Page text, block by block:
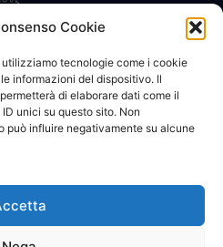
Cookie
tecnologie come i cookie
informazioni del dispositivo. Il
di elaborare dati come il
unici su questo sito. Non
può influire negativamente su alcune
POLICY PRIVACY
:::: powered by Go Web snc |